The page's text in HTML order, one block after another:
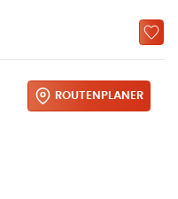
ROUTENPLANER